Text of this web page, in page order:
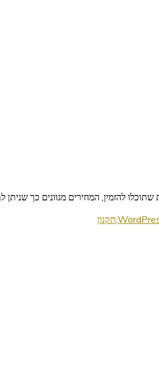
להזמין, המחירים מגוונים כך
.תקנון